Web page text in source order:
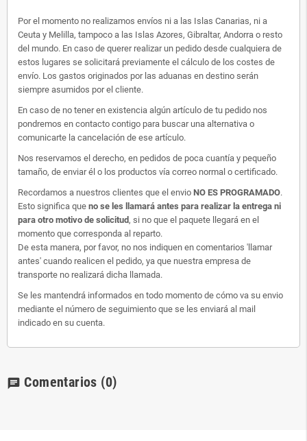
Por el momento no realizamos envíos ni a las Islas Canarias, ni a
Ceuta y Melilla, tampoco a las Islas Azores, Gibraltar, Andorra o resto
del mundo. En caso de querer realizar un pedido desde cualquiera de
estos lugares se solicitará previamente el cálculo de los costes de
envío. Los gastos originados por las aduanas en destino serán
siempre asumidos por el cliente.
En caso de no tener en existencia algún artículo de tu pedido nos
pondremos en contacto contigo para buscar una alternativa o
comunicarte la cancelación de ese artículo.
Nos reservamos el derecho, en pedidos de poca cuantía y pequeño
tamaño, de enviar él o los productos vía correo normal o certificado.
Recordamos a nuestros clientes que el envio NO ES PROGRAMADO.
Esto significa que no se les llamará antes para realizar la entrega ni
para otro motivo de solicitud, si no que el paquete llegará en el
momento que corresponda al reparto.
De esta manera, por favor, no nos indiquen en comentarios 'llamar
antes' cuando realicen el pedido, ya que nuestra empresa de
transporte no realizará dicha llamada.
Se les mantendrá informados en todo momento de cómo va su envio
mediante el número de seguimiento que se les enviará al mail
indicado en su cuenta.
chat Comentarios (0)